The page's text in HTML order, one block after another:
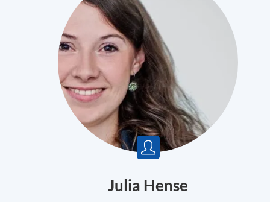
Julia Hense